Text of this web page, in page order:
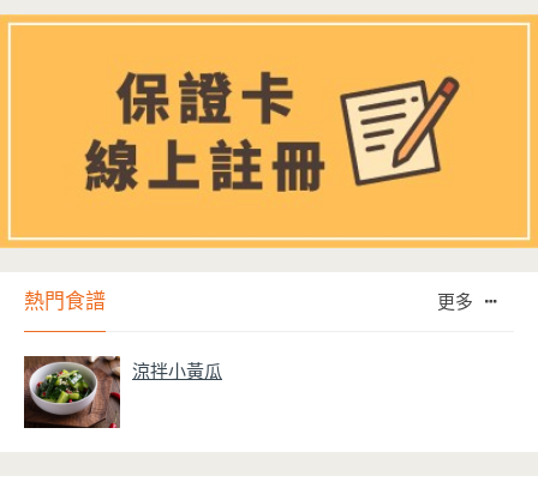
熱門食譜 更多
涼拌小黃瓜